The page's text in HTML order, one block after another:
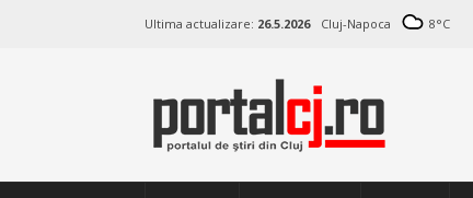
Ultima actualizare: 26.5.2026 Cluj-Napoca 8°C